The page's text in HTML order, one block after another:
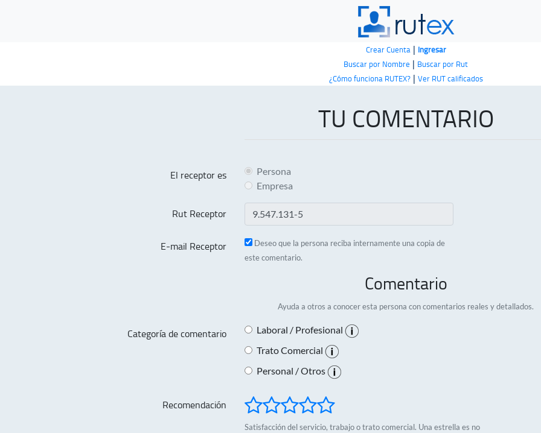
Crear Cuenta| Ingresar
Buscar por Nombre | Buscar por Rut
¿Cómo funciona RUTEX?| Ver RUT calificados
TU COMENTARIO
El receptor es
Persona
Empresa
Rut Receptor
E-mail Receptor
Deseo que la persona reciba internamente una copia de
este comentario.
Comentario
Ayuda a otros a conocer esta persona con comentarios reales y detallados.
Categoría de comentario
Laboral / Profesional
Trato Comercial
Personal / Otros
Recomendación
Satisfacción del servicio, trabajo o trato comercial. Una estrella es no